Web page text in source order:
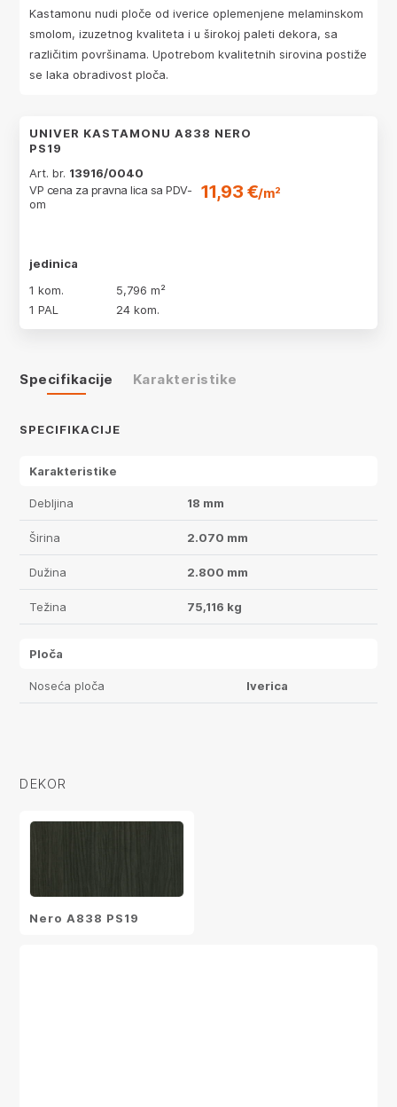
Kastamonu nudi ploče od iverice oplemenjene melaminskom
smolom, izuzetnog kvaliteta i u širokoj paleti dekora, sa
različitim površinama. Upotrebom kvalitetnih sirovina postiže
se laka obradivost ploča.
UNIVER KASTAMONU A838 NERO
PS19
Art. br. 13916/0040
VP cena za pravna lica sa PDV-
om
11,93 €/m²
jedinica
1 kom.
5,796 m²
1 PAL
24 kom.
Specifikacije Karakteristike
SPECIFIKACIJE
Karakteristike
Debljina 18 mm
Širina 2.070 mm
Dužina 2.800 mm
Težina 75,116 kg
Ploča
Noseća ploča Iverica
DEKOR
Nero A838 PS19